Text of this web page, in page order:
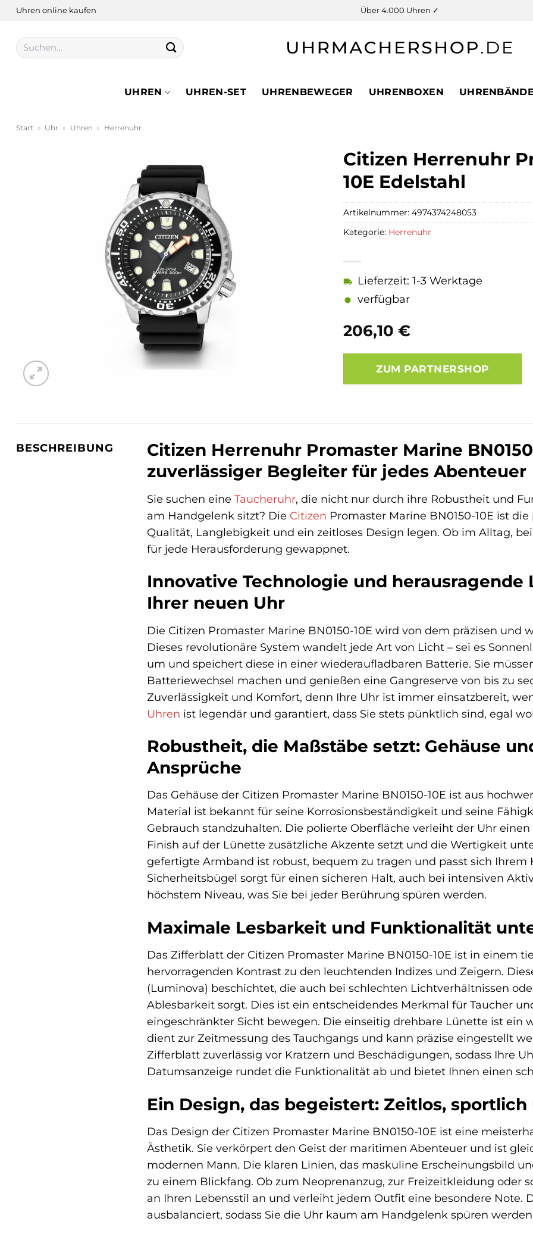
Zum
springen
Uhren online kaufen Über 4.000 Uhren ✓
Suchen
nach:
UHREN UHREN-SET UHRENBEWEGER UHRENBOXEN
Start » Uhr » Uhren » Herrenuhr
Citizen Herrenuhr
10E Edelstahl
206,10 €
Lieferzeit: 1-3 Werktage
verfügbar
ZUM PARTNERSHOP
Artikelnummer: 4974374248053
Kategorie: Herrenuhr
BESCHREIBUNG
Citizen Herrenuhr Promaster Marine
zuverlässiger Begleiter für jedes Abenteuer
Sie suchen eine Taucheruhr, die nicht nur durch ihre Robustheit und
am Handgelenk sitzt? Die Citizen Promaster Marine BN0150-10E ist
Qualität, Langlebigkeit und ein zeitloses Design legen. Ob im Alltag,
für jede Herausforderung gewappnet.
Innovative Technologie und herausragende
Ihrer neuen Uhr
Die Citizen Promaster Marine BN0150-10E wird von dem präzisen
Dieses revolutionäre System wandelt jede Art von Licht – sei es
um und speichert diese in einer wiederaufladbaren Batterie. Sie
Batteriewechsel machen und genießen eine Gangreserve von bis zu
Zuverlässigkeit und Komfort, denn Ihre Uhr ist immer einsatzbereit,
Uhren ist legendär und garantiert, dass Sie stets pünktlich sind, egal
Robustheit, die Maßstäbe setzt: Gehäuse
Ansprüche
Das Gehäuse der Citizen Promaster Marine BN0150-10E ist aus
Material ist bekannt für seine Korrosionsbeständigkeit und seine
Gebrauch standzuhalten. Die polierte Oberfläche verleiht der Uhr
Finish auf der Lünette zusätzliche Akzente setzt und die Wertigkeit
gefertigte Armband ist robust, bequem zu tragen und passt sich
Sicherheitsbügel sorgt für einen sicheren Halt, auch bei intensiven
höchstem Niveau, was Sie bei jeder Berührung spüren werden.
Maximale Lesbarkeit und Funktionalität
Das Zifferblatt der Citizen Promaster Marine BN0150-10E ist in einem
hervorragenden Kontrast zu den leuchtenden Indizes und Zeigern.
(Luminova) beschichtet, die auch bei schlechten Lichtverhältnissen
Ablesbarkeit sorgt. Dies ist ein entscheidendes Merkmal für Taucher
eingeschränkter Sicht bewegen. Die einseitig drehbare Lünette ist ein
dient zur Zeitmessung des Tauchgangs und kann präzise eingestellt
Zifferblatt zuverlässig vor Kratzern und Beschädigungen, sodass Ihre
Datumsanzeige rundet die Funktionalität ab und bietet Ihnen einen
Ein Design, das begeistert: Zeitlos,
Das Design der Citizen Promaster Marine BN0150-10E ist eine
Ästhetik. Sie verkörpert den Geist der maritimen Abenteuer und ist
modernen Mann. Die klaren Linien, das maskuline Erscheinungsbild
zu einem Blickfang. Ob zum Neoprenanzug, zur Freizeitkleidung oder
an Ihren Lebensstil an und verleiht jedem Outfit eine besondere Note.
ausbalanciert, sodass Sie die Uhr kaum am Handgelenk spüren